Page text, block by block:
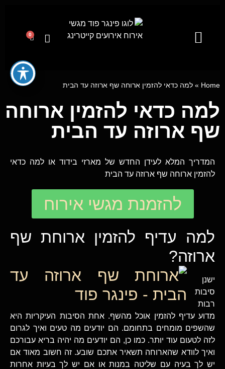
0
Home
» למה כדאי להזמין ארוחה שף ארוזה עד הבית
למה כדאי להזמין ארוחה
שף ארוזה עד הבית
המדריך המלא לעידן החדש של מארזי בידוד או למה כדאי
להזמין ארוחה שף ארוזה עד הבית
להזמנת מגשי אירוח
למה עדיף להזמין ארוחת שף
ארוזה?
ישנן
סיבות
רבות
מדוע עדיף להזמין אוכל מהשף. אחת הסיבות העיקריות היא
שהשפים מומחים בתחומם. הם יודעים מה טעים ואיך לגרום
לזה לטעום עוד יותר. כמו כן, הם יודעים מה יהיה בריא עבורכם
ואיך לוודא שהארוחה תשאיר אתכם שובע. זה חשוב מאוד אם
יש לך בעיה עם שליטה במנות או אם יש לך בעיות אחרות